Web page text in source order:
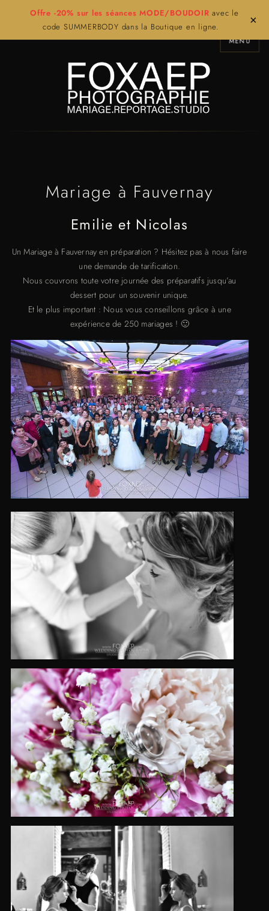
Offre -20% sur les séances MODE/BOUDOIR avec le
code SUMMERBODY dans la Boutique en ligne.
×
MENU
Mariage à Fauvernay
Emilie et Nicolas
Un Mariage à Fauvernay en préparation ? Hésitez pas à nous faire
une demande de tarification.
Nous couvrons toute votre journée des préparatifs jusqu’au
dessert pour un souvenir unique.
Et le plus important : Nous vous conseillons grâce à une
expérience de 250 mariages ! 🙂